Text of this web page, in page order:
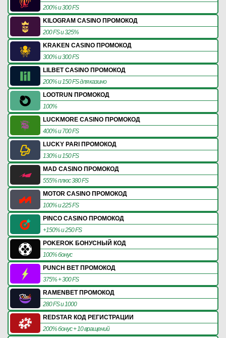
200% и 300 FS
KILOGRAM CASINO ПРОМОКОД
200 FS и 325%
KRAKEN CASINO ПРОМОКОД
300% и 300 FS
LILBET CASINO ПРОМОКОД
200% и 150 FS для казино
LOOTRUN ПРОМОКОД
100%
LUCKMORE CASINO ПРОМОКОД
400% и 700 FS
LUCKY PARI ПРОМОКОД
130% и 150 FS
MAD CASINO ПРОМОКОД
555% плюс 380 FS
MOTOR CASINO ПРОМОКОД
100% и 225 FS
PINCO CASINO ПРОМОКОД
+150% и 250 FS
POKEROK БОНУСНЫЙ КОД
100% бонус
PUNCH BET ПРОМОКОД
375% + 300 FS
RAMENBET ПРОМОКОД
280 FS и 1000
REDSTAR КОД РЕГИСТРАЦИИ
200% бонус + 10 вращений